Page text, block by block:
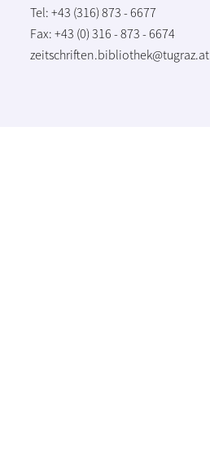
Tel: +43 (316) 873 - 6677
Fax: +43 (0) 316 - 873 - 6674
zeitschriften.bibliothek@tugraz.at